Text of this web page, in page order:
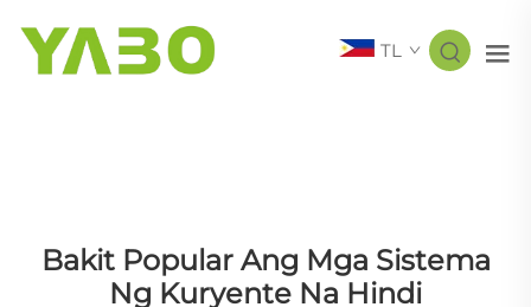
TL
Bakit Popular Ang Mga Sistema
Ng Kuryente Na Hindi